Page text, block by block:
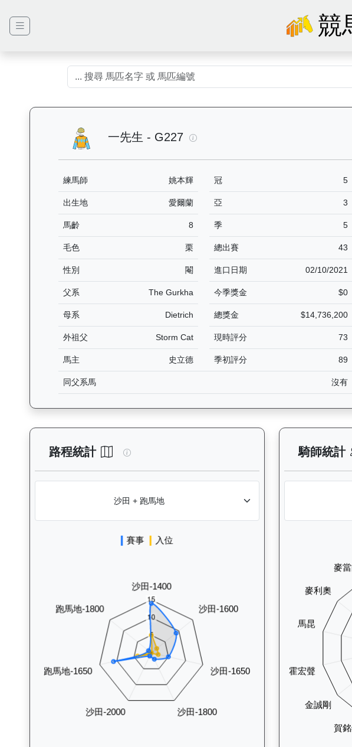
競
一先生 - G227 一先生（G227）— 馬匹基
練馬師 姚本輝 冠 5
出生地 愛爾蘭 亞 3
馬齡 8 季 5
毛色 栗 總出賽 43
性別 閹 進口日期 02/10/2021
父系 The Gurkha 今季獎金 $0
母系 Dietrich 總獎金 $14,736,200
外祖父 Storm Cat 現時評分 73
馬主 史立德 季初評分 89
同父系馬 沒有
路程統計 一先生（G227）— 路程統計分析：查看
騎師統計